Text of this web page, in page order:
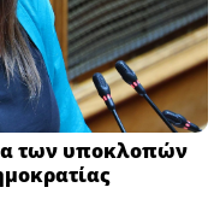
των υποκλοπών